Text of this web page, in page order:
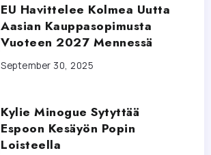
EU Havittelee Kolmea Uutta
Aasian Kauppasopimusta
Vuoteen 2027 Mennessä
September 30, 2025
Kylie Minogue Sytyttää
Espoon Kesäyön Popin
Loisteella